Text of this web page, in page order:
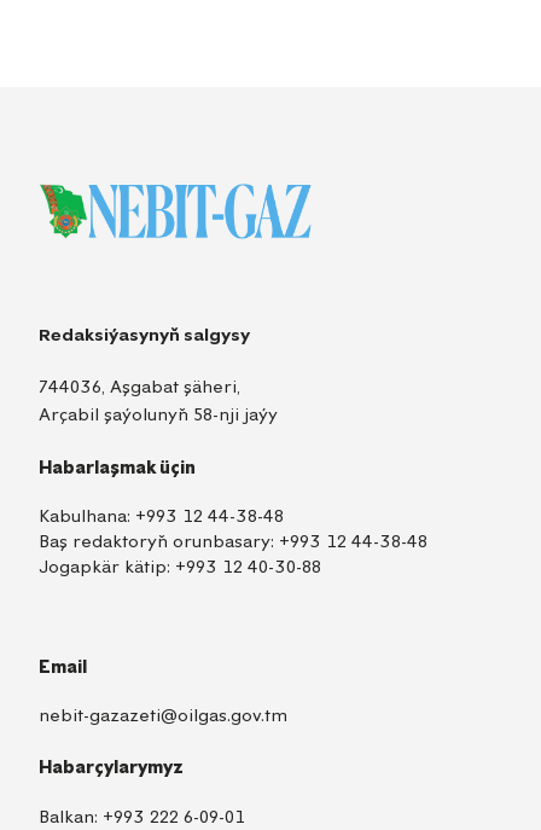
Redaksiýasynyň salgysy
744036, Aşgabat şäheri,
Arçabil şaýolunyň 58-nji jaýy
Habarlaşmak üçin
Kabulhana: +993 12 44-38-48
Baş redaktoryň orunbasary: +993 12 44-38-48
Jogapkär kätip: +993 12 40-30-88
Email
nebit-gazazeti@oilgas.gov.tm
Habarçylarymyz
Balkan: +993 222 6-09-01